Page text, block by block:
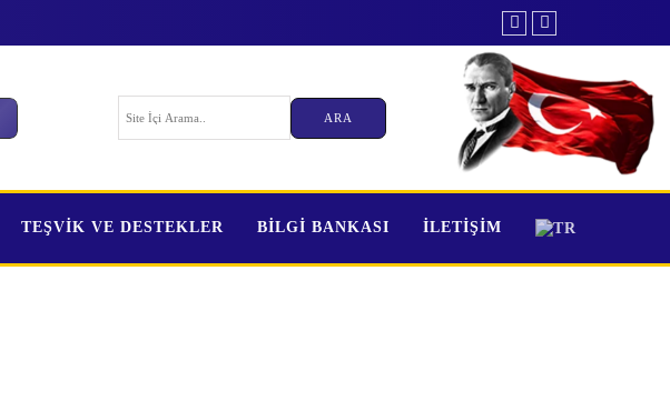
TEŞVİK VE DESTEKLER BİLGİ BANKASI İLETİŞİM